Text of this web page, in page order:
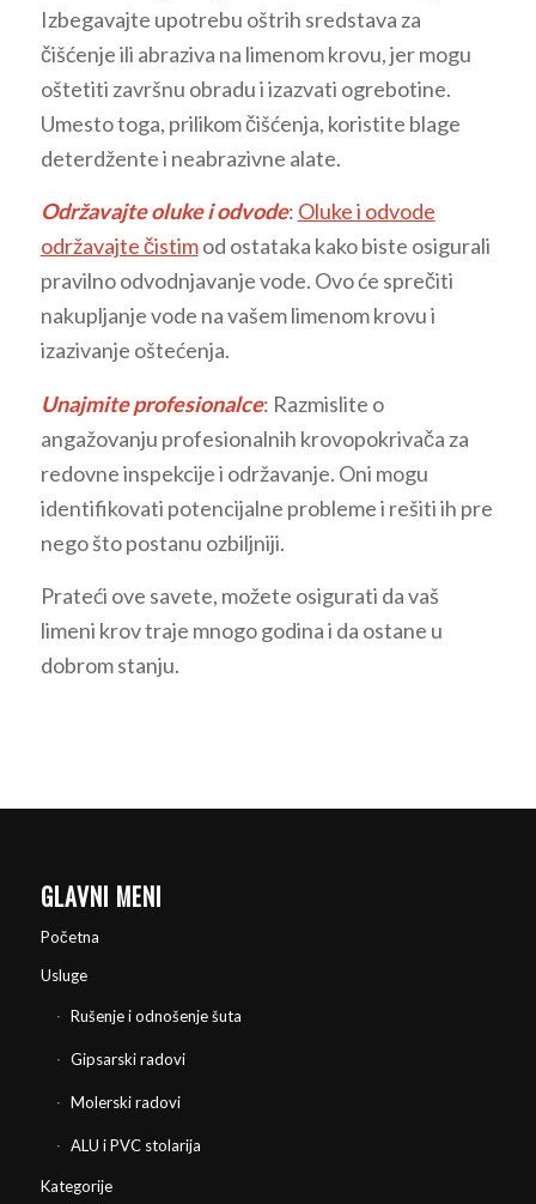
Izbegavajte upotrebu oštrih sredstava za
čišćenje ili abraziva na limenom krovu, jer mogu
oštetiti završnu obradu i izazvati ogrebotine.
Umesto toga, prilikom čišćenja, koristite blage
deterdžente i neabrazivne alate.
Održavajte oluke i odvode: Oluke i odvode
održavajte čistimod ostataka kako biste osigurali
pravilno odvodnjavanje vode. Ovo će sprečiti
nakupljanje vode na vašem limenom krovu i
izazivanje oštećenja.
Unajmite profesionalce: Razmislite o
angažovanju profesionalnih krovopokrivača za
redovne inspekcije i održavanje. Oni mogu
identifikovati potencijalne probleme i rešiti ih pre
nego što postanu ozbiljniji.
Prateći ove savete, možete osigurati da vaš
limeni krov traje mnogo godina i da ostane u
dobrom stanju.
GLAVNI MENI
Početna
Usluge
Rušenje i odnošenje šuta
Gipsarski radovi
Molerski radovi
ALU i PVC stolarija
Kategorije